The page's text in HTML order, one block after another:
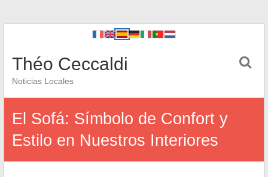
Théo Ceccaldi
Noticias Locales
El Sofá: Símbolo de Confort y
Estilo en Nuestros Interiores